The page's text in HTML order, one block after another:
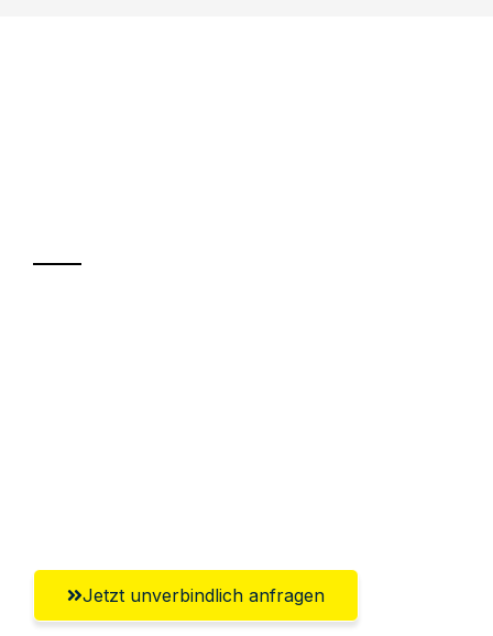
Jetzt unverbindlich anfragen